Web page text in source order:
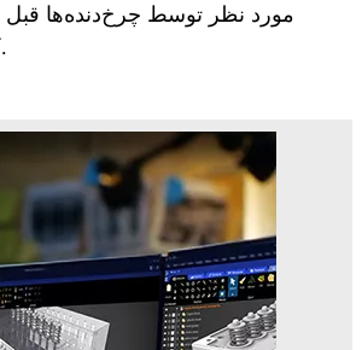
مورد نظر توسط چرخ‌دنده‌ها قبل
کامل کمک می‌کند.